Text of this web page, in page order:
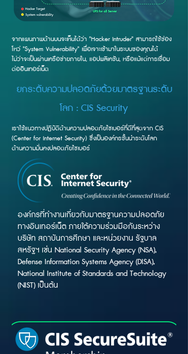
จากแผนภาพด้านบนจะเห็นได้ว่า "Hacker Intruder" สามารถใช้ช่อง
โหว่ "System Vulnerability" เพื่อเจาะเข้ามาในระบบของคุณได้
ไม่ว่าจะเป็นผ่านเครือข่ายภายใน, แอปพลิเคชัน, หรือแม้แต่การเชื่อม
ต่ออินเทอร์เน็ต
ยกระดับความปลอดภัยด้วยมาตรฐานระดับ
โลก : CIS Security
เราใช้แนวทางปฏิบัติด้านความปลอดภัยไซเบอร์ที่ดีที่สุดจาก CIS
(Center for Internet Security) ซึ่งเป็นองค์กรชั้นนำระดับโลก
ด้านความมั่นคงปลอดภัยไซเบอร์
องค์กรที่ทำงานเกี่ยวกับมาตรฐานความปลอดภัย
ทางอินเทอร์เน็ต ภายใต้ความร่วมมือกันระหว่าง
บริษัท สถาบันการศึกษา และหน่วยงาน รัฐบาล
สหรัฐฯ เช่น National Security Agency (NSA),
Defense Information Systems Agency (DISA),
National Institute of Standards and Technology
(NIST) เป็นต้น